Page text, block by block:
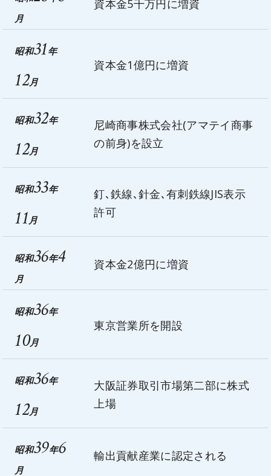
月
資本金5千万円に増資
昭和31年
12月
資本金1億円に増資
昭和32年
12月
尼崎商事株式会社(アマテイ商事
の前身)を設立
昭和33年
11月
釘､鉄線､針金､有刺鉄線JIS表示
許可
昭和36年4
月
資本金2億円に増資
昭和36年
10月
東京営業所を開設
昭和36年
12月
大阪証券取引市場第二部に株式
上場
昭和39年6
月
輸出貢献産業に認定される